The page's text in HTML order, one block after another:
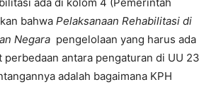
bahwa Pelaksanaan Rehabilitasi di
Negara pengelolaan yang harus ada
perbedaan antara pengaturan di UU 23
adalah bagaimana KPH